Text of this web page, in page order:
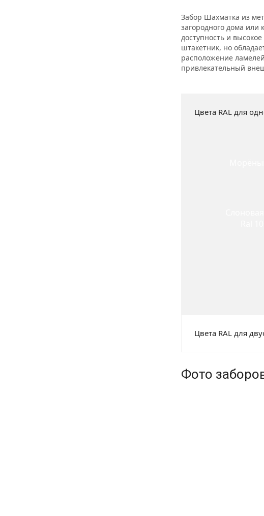
Забор Шахматка из
загородного дома или
доступность и
штакетник, но
расположение
привлекательный
Цвета RAL для
Цвета RAL для
Фото